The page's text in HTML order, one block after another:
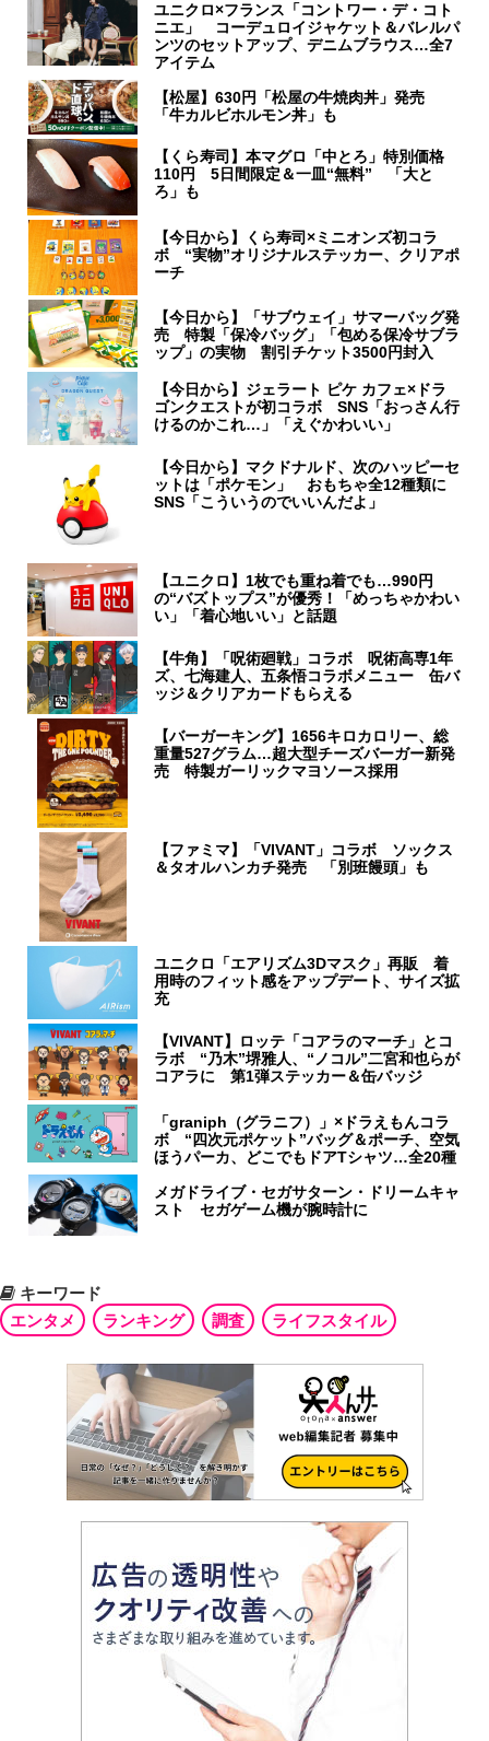
ユニクロ×フランス「コントワー・デ・コト
ニエ」 コーデュロイジャケット＆バレルパ
ンツのセットアップ、デニムブラウス…全7
アイテム
【松屋】630円「松屋の牛焼肉丼」発売
「牛カルビホルモン丼」も
【くら寿司】本マグロ「中とろ」特別価格
110円 5日間限定＆一皿“無料” 「大と
ろ」も
【今日から】くら寿司×ミニオンズ初コラ
ボ “実物”オリジナルステッカー、クリアポ
ーチ
【今日から】「サブウェイ」サマーバッグ発
売 特製「保冷バッグ」「包める保冷サブラ
ップ」の実物 割引チケット3500円封入
【今日から】ジェラート ピケ カフェ×ドラ
ゴンクエストが初コラボ SNS「おっさん行
けるのかこれ…」「えぐかわいい」
【今日から】マクドナルド、次のハッピーセ
ットは「ポケモン」 おもちゃ全12種類に
SNS「こういうのでいいんだよ」
【ユニクロ】1枚でも重ね着でも…990円
の“バズトップス”が優秀！「めっちゃかわい
い」「着心地いい」と話題
【牛角】「呪術廻戦」コラボ 呪術高専1年
ズ、七海建人、五条悟コラボメニュー 缶バ
ッジ＆クリアカードもらえる
【バーガーキング】1656キロカロリー、総
重量527グラム…超大型チーズバーガー新発
売 特製ガーリックマヨソース採用
【ファミマ】「VIVANT」コラボ ソックス
＆タオルハンカチ発売 「別班饅頭」も
ユニクロ「エアリズム3Dマスク」再販 着
用時のフィット感をアップデート、サイズ拡
充
【VIVANT】ロッテ「コアラのマーチ」とコ
ラボ “乃木”堺雅人、“ノコル”二宮和也らが
コアラに 第1弾ステッカー＆缶バッジ
「graniph（グラニフ）」×ドラえもんコラ
ボ “四次元ポケット”バッグ＆ポーチ、空気
ほうパーカ、どこでもドアTシャツ…全20種
メガドライブ・セガサターン・ドリームキャ
スト セガゲーム機が腕時計に
キーワード
エンタメ
ランキング 調査 ライフスタイル